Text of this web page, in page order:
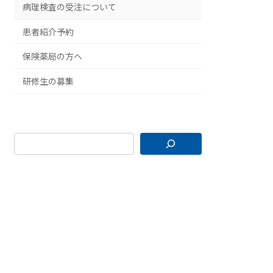
病理検査の受注について
患者紹介予約
保険薬局の方へ
研修生の募集